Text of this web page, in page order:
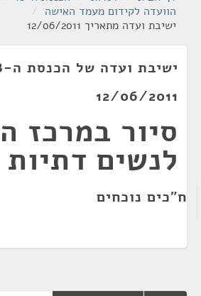
הוועדה לקידום מעמד האישה /
ישיבת ועדה מתאריך 12/06/2011
12/06/2011
סיור במרכז
לנשים דתיות
ח"כים נוכחים